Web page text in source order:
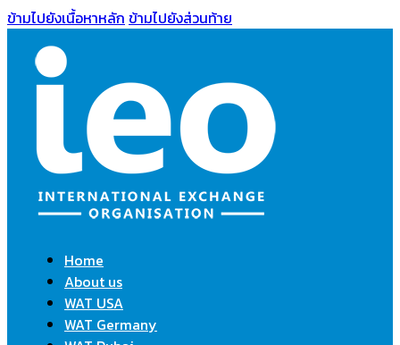
ข้ามไปยังเนื้อหาหลัก ข้ามไปยังส่วนท้าย
Home
About us
WAT USA
WAT Germany